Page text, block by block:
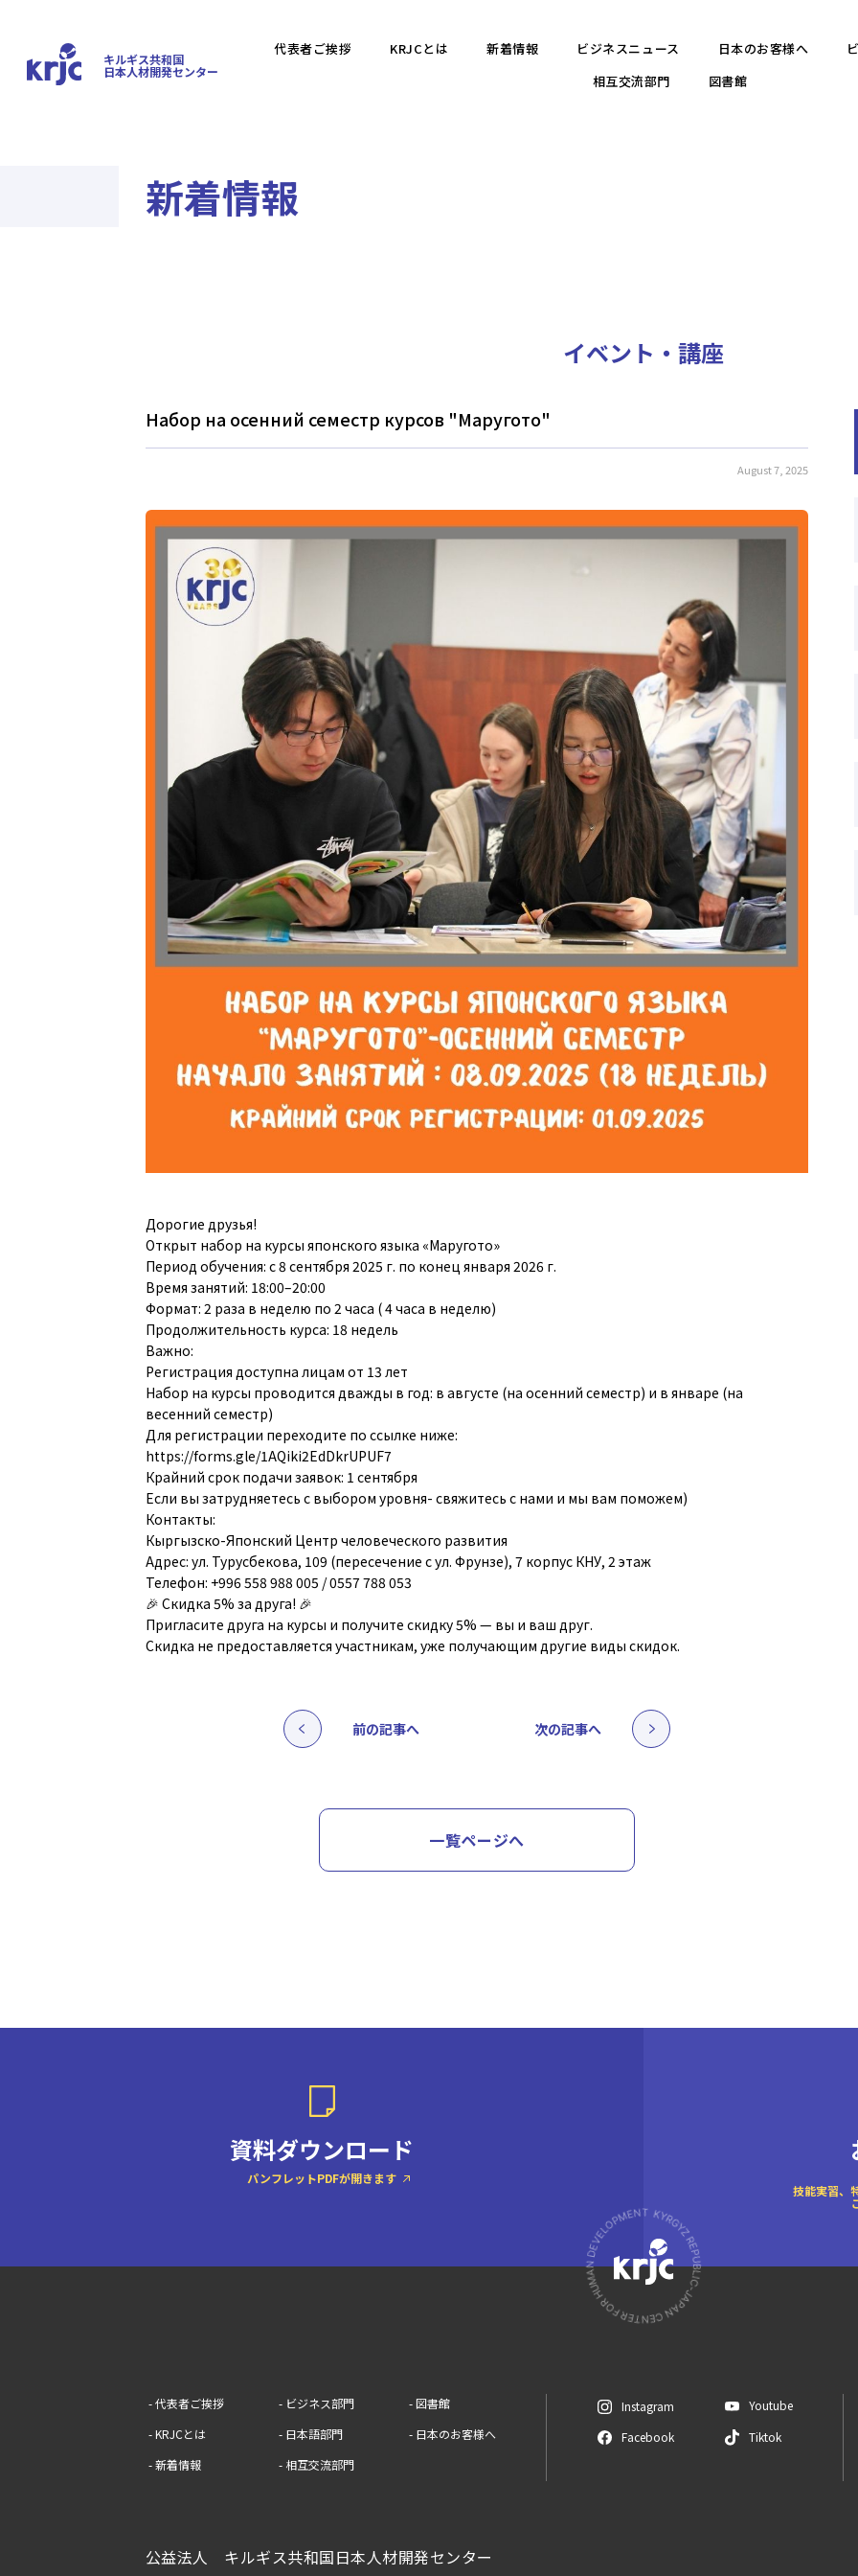
キルギス共和国
日本人材開発センター
代表者ご挨拶 KRJCとは 新着情報 ビジネスニュース 日本のお客様へ
相互交流部門
図書館
新着情報
イベント・講座
Набор на осенний семестр курсов "Маругото"
August 7, 2025
Дорогие друзья!
Открыт набор на курсы японского языка «Маругото»
Период обучения: с 8 сентября 2025 г. по конец января 2026 г.
Время занятий: 18:00–20:00
Формат: 2 раза в неделю по 2 часа ( 4 часа в неделю)
Продолжительность курса: 18 недель
Важно:
Регистрация доступна лицам от 13 лет
Набор на курсы проводится дважды в год: в августе (на осенний семестр) и в январе (на
весенний семестр)
Для регистрации переходите по ссылке ниже:
https://forms.gle/1AQiki2EdDkrUPUF7
Крайний срок подачи заявок: 1 сентября
Если вы затрудняетесь с выбором уровня- свяжитесь с нами и мы вам поможем)
Контакты:
Кыргызско-Японский Центр человеческого развития
Адрес: ул. Турусбекова, 109 (пересечение с ул. Фрунзе), 7 корпус КНУ, 2 этаж
Телефон: +996 558 988 005 / 0557 788 053
🎉 Скидка 5% за друга! 🎉
Пригласите друга на курсы и получите скидку 5% — вы и ваш друг.
Скидка не предоставляется участникам, уже получающим другие виды скидок.
前の記事へ 次の記事へ
一覧ページへ
資料ダウンロード
パンフレットPDFが開きます
技能実習、
- 代表者ご挨拶 - ビジネス部門
- 図書館
- KRJCとは
- 日本語部門
- 日本のお客様へ
- 新着情報
- 相互交流部門
Instagram
Youtube
Facebook
Tiktok
公益法人 キルギス共和国日本人材開発センター